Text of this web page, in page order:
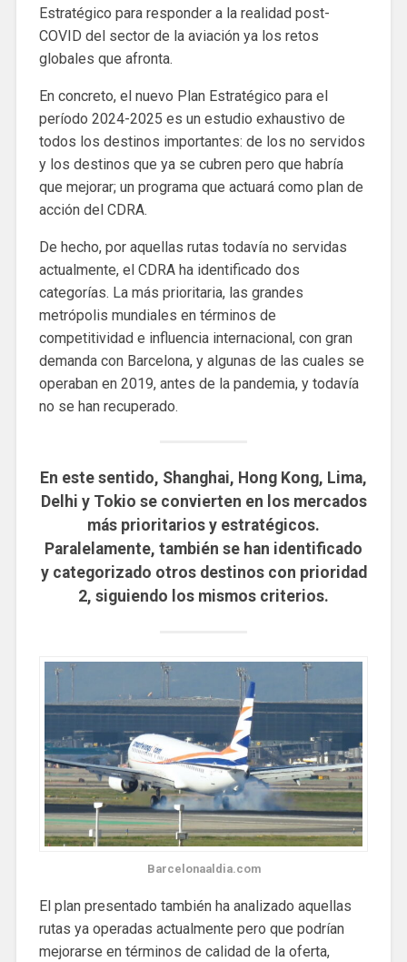
Estratégico para responder a la realidad post-
COVID del sector de la aviación ya los retos
globales que afronta.
En concreto, el nuevo Plan Estratégico para el
período 2024-2025 es un estudio exhaustivo de
todos los destinos importantes: de los no servidos
y los destinos que ya se cubren pero que habría
que mejorar; un programa que actuará como plan de
acción del CDRA.
De hecho, por aquellas rutas todavía no servidas
actualmente, el CDRA ha identificado dos
categorías. La más prioritaria, las grandes
metrópolis mundiales en términos de
competitividad e influencia internacional, con gran
demanda con Barcelona, y algunas de las cuales se
operaban en 2019, antes de la pandemia, y todavía
no se han recuperado.
En este sentido, Shanghai, Hong Kong, Lima,
Delhi y Tokio se convierten en los mercados
más prioritarios y estratégicos.
Paralelamente, también se han identificado
y categorizado otros destinos con prioridad
2, siguiendo los mismos criterios.
Barcelonaaldia.com
El plan presentado también ha analizado aquellas
rutas ya operadas actualmente pero que podrían
mejorarse en términos de calidad de la oferta,